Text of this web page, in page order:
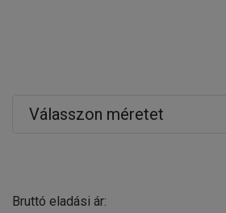
Bruttó eladási ár: